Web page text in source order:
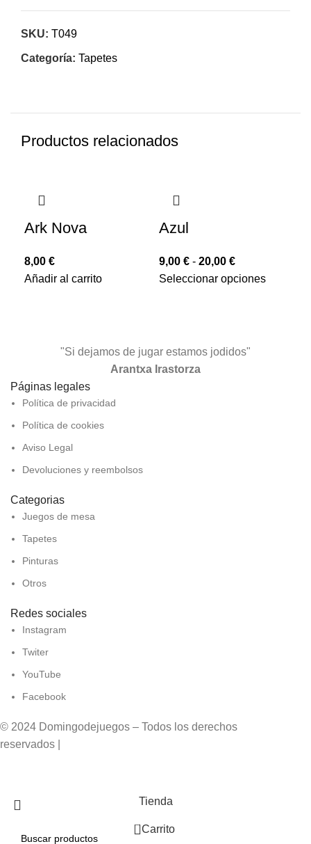
SKU: T049
Categoría: Tapetes
Productos relacionados
Ark Nova
8,00 €
Añadir al carrito
Azul
9,00 € - 20,00 €
Seleccionar opciones
"Si dejamos de jugar estamos jodidos"
Arantxa Irastorza
Páginas legales
Política de privacidad
Política de cookies
Aviso Legal
Devoluciones y reembolsos
Categorias
Juegos de mesa
Tapetes
Pinturas
Otros
Redes sociales
Instagram
Twiter
YouTube
Facebook
© 2024 Domingodejuegos – Todos los derechos
reservados |
Tienda
0 Carrito